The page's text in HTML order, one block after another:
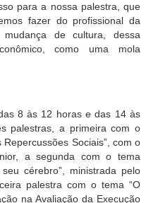
para a nossa palestra, que
fazer do profissional da
de cultura, dessa
como uma mola
8 às 12 horas e das 14 às
palestras, a primeira com o
Sociais”, com o
a segunda com o tema
cérebro”, ministrada pelo
palestra com o tema “O
na Avaliação da Execução